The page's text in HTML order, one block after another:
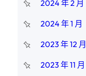
2024 年 2 月
2024 年 1 月
2023 年 12 月
2023 年 11 月